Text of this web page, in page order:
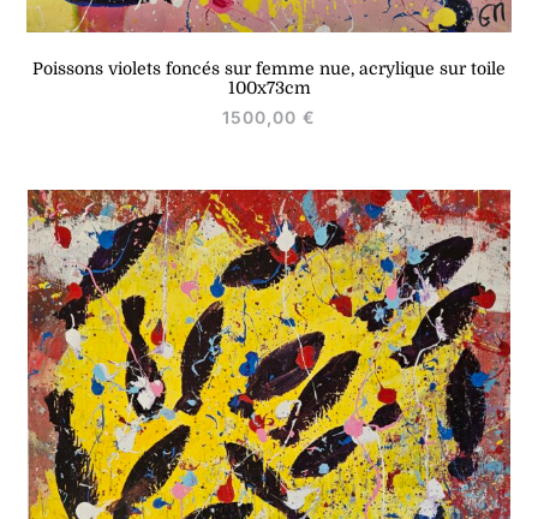
Poissons violets foncés sur femme nue, acrylique sur toile
100x73cm
1500,00 €